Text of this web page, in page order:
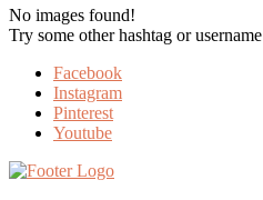
No images found!
Try some other hashtag or username
Facebook
Instagram
Pinterest
Youtube